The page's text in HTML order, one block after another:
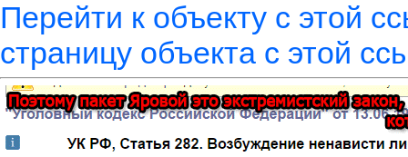
Перейти к объекту с этой
страницу объекта с этой